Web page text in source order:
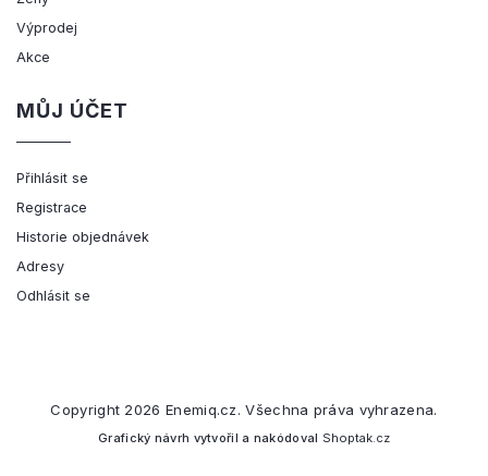
Výprodej
Akce
MŮJ ÚČET
Přihlásit se
Registrace
Historie objednávek
Adresy
Odhlásit se
Copyright 2026 Enemiq.cz. Všechna práva vyhrazena.
Grafický návrh vytvořil a nakódoval Shoptak.cz